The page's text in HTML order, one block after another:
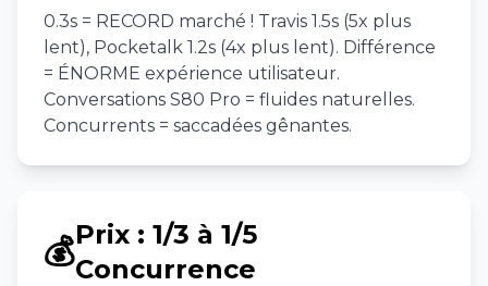
0.3s = RECORD marché ! Travis 1.5s (5x plus
lent), Pocketalk 1.2s (4x plus lent). Différence
= ÉNORME expérience utilisateur.
Conversations S80 Pro = fluides naturelles.
Concurrents = saccadées gênantes.
💰Prix : 1/3 à 1/5
Concurrence